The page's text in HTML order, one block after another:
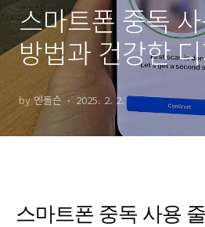
스마트폰 중독
방법과 건강한
만들기
by 엔돌슨 2025. 2. 2.
스마트폰 중독 사용